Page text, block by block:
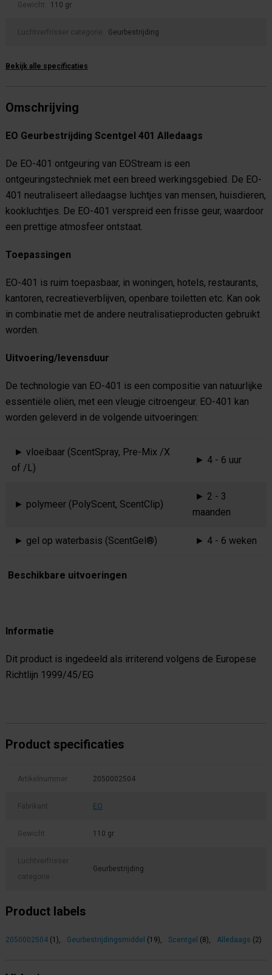
Gewicht: 110 gr
Luchtverfrisser categorie: Geurbestrijding
Bekijk alle specificaties
Omschrijving
EO Geurbestrijding Scentgel 401 Alledaags
De EO-401 ontgeuring van EOStream is een
ontgeuringstechniek met een breed werkingsgebied. De EO-
401 neutraliseert alledaagse luchtjes van mensen, huisdieren,
kookluchtjes. De EO-401 verspreid een frisse geur, waardoor
een prettige atmosfeer ontstaat.
Toepassingen
EO-401 is ruim toepasbaar, in woningen, hotels, restaurants,
kantoren, recreatieverblijven, openbare toiletten etc. Kan ook
in combinatie met de andere neutralisatieproducten gebruikt
worden.
Uitvoering/levensduur
De technologie van EO-401 is een compositie van natuurlijke
essentiële oliën, met een vleugje citroengeur. EO-401 kan
worden geleverd in de volgende uitvoeringen:
► vloeibaar (ScentSpray, Pre-Mix /X
of /L)
► 4 - 6 uur
► polymeer (PolyScent, ScentClip)
► 2 - 3
maanden
► gel op waterbasis (ScentGel®) ► 4 - 6 weken
Beschikbare uitvoeringen
Informatie
Dit product is ingedeeld als irriterend volgens de Europese
Richtlijn 1999/45/EG
Product specificaties
Artikelnummer 2050002504
Fabrikant: EO
Gewicht 110 gr
Luchtverfrisser
categorie
Geurbestrijding
Product labels
2050002504 (1), Geurbestrijdingsmiddel (19), Scentgel (8), Alledaags (2)